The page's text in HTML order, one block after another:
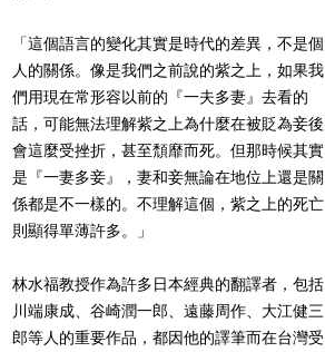
「這個語言的變化其實是時代的差異，不是個
人的關係。像是我們之前說的紫之上，如果我
們用現在常形容以前的『一夫多妻』去看的
話，可能無法理解紫之上為什麼在被貶為妾後
會這麼受挫折，甚至頹靡而死。但那時候其實
是『一妻多妾』，妻和妾無論在地位上還是關
係都是不一樣的。不理解這個，紫之上的死亡
則顯得單薄許多。」
林水福教授作為許多日本經典的翻譯者，包括
川端康成、谷崎潤一郎、遠藤周作、大江健三
郎等人的重要作品，都因他的譯筆而在台灣受